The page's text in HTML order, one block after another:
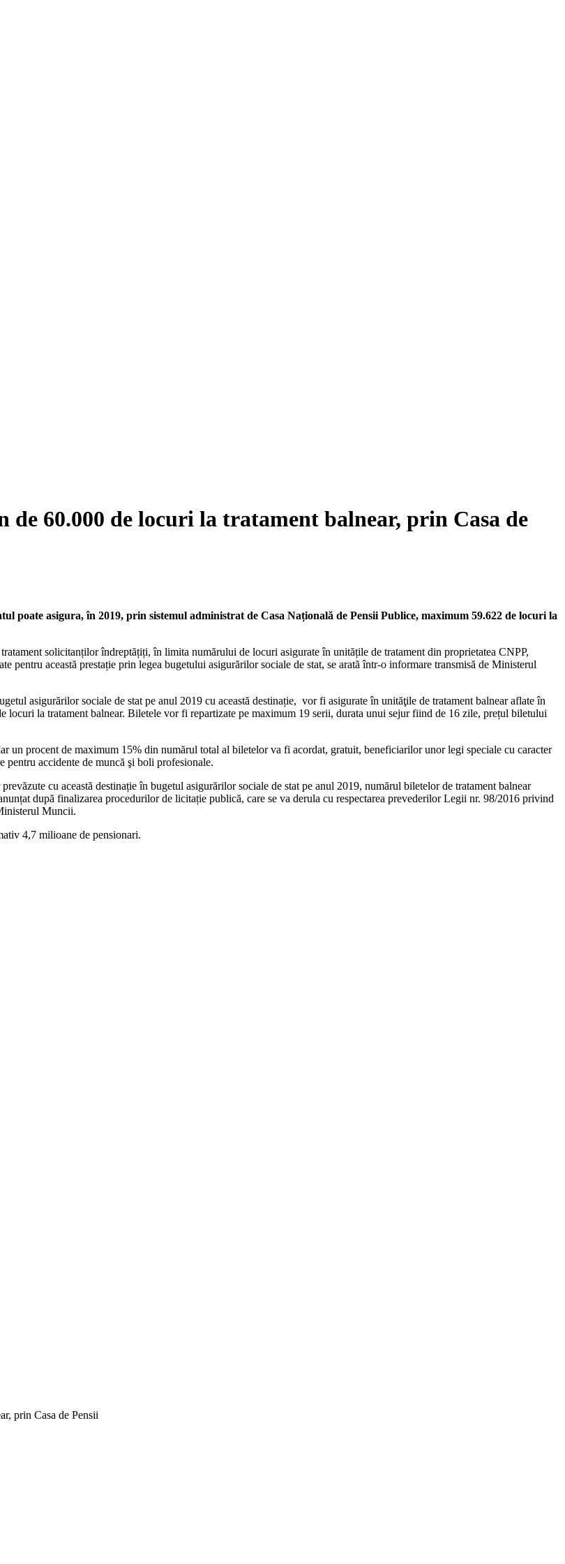
60.000 de locuri la tratament balnear, prin Casa de
asigura, în 2019, prin sistemul administrat de Casa Națională de Pensii Publice, maximum 59.622 de locuri la
solicitanților îndreptățiți, în limita numărului de locuri asigurate în unitățile de tratament din proprietatea CNPP,
pentru această prestație prin legea bugetului asigurărilor sociale de stat, se arată într-o informare transmisă de Ministerul
asigurărilor sociale de stat pe anul 2019 cu această destinație, vor fi asigurate în unităţile de tratament balnear aflate în
locuri la tratament balnear. Biletele vor fi repartizate pe maximum 19 serii, durata unui sejur fiind de 16 zile, prețul biletului
procent de maximum 15% din numărul total al biletelor va fi acordat, gratuit, beneficiarilor unor legi speciale cu caracter
pentru accidente de muncă şi boli profesionale.
cu această destinație în bugetul asigurărilor sociale de stat pe anul 2019, numărul biletelor de tratament balnear
după finalizarea procedurilor de licitație publică, care se va derula cu respectarea prevederilor Legii nr. 98/2016 privind
Muncii.
4,7 milioane de pensionari.
prin Casa de Pensii